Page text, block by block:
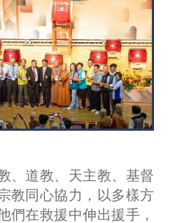
、道教、天主教、基督
教同心協力，以多樣方
們在救援中伸出援手，